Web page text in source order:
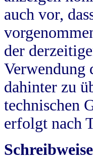
auch vor,
der
Verwendung
dahinter zu
technischen
erfolgt nach